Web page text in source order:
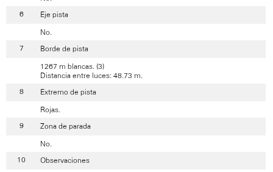
Eje pista
No.
Borde de pista
1267 m blancas. (3)
Distancia entre luces: 48.73 m.
Extremo de pista
Rojas.
Zona de parada
No.
Observaciones